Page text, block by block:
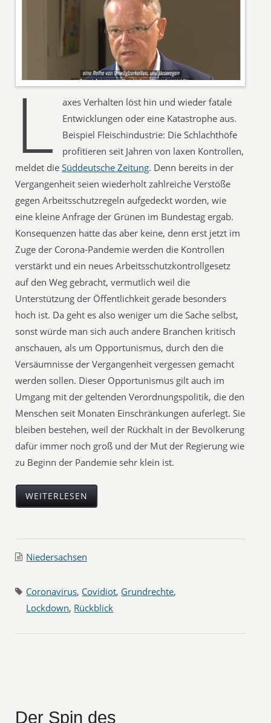
L
axes Verhalten löst hin und wieder fatale
Entwicklungen oder eine Katastrophe aus.
Beispiel Fleischindustrie: Die Schlachthöfe
profitieren seit Jahren von laxen Kontrollen,
meldet dieSüddeutsche Zeitung. Denn bereits in der
Vergangenheit seien wiederholt zahlreiche Verstöße
gegen Arbeitsschutzregeln aufgedeckt worden, wie
eine kleine Anfrage der Grünen im Bundestag ergab.
Konsequenzen hatte das aber keine, denn erst jetzt im
Zuge der Corona-Pandemie werden die Kontrollen
verstärkt und ein neues Arbeitsschutzkontrollgesetz
auf den Weg gebracht, vermutlich weil die
Unterstützung der Öffentlichkeit gerade besonders
hoch ist. Da geht es also weniger um die Sache selbst,
sonst würde man sich auch andere Branchen kritisch
anschauen, als um Opportunismus, durch den die
Versäumnisse der Vergangenheit vergessen gemacht
werden sollen. Dieser Opportunismus gilt auch im
Umgang mit der geltenden Verordnungspolitik, die den
Menschen seit Monaten Einschränkungen auferlegt. Sie
bleiben bestehen, weil der Rückhalt in der Bevölkerung
dafür immer noch groß und der Mut der Regierung wie
zu Beginn der Pandemie sehr klein ist.
WEITERLESEN
Niedersachsen
Coronavirus, Covidiot, Grundrechte,
Lockdown, Rückblick
Der Spin des